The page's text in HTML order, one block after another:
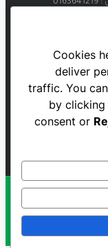
Cookies
deliver
traffic. You
by
consent or